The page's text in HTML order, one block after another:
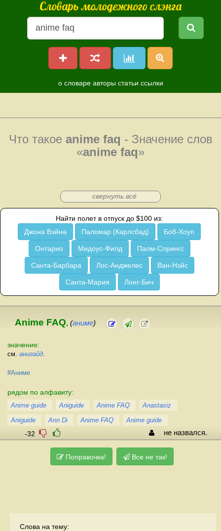
Словарь молодежного слэнга
о словаре авторы статьи ссылки
Что такое anime faq - Значение слов
«anime faq»
свернуть всё
Найти полет в отпуск до $100 из:
Джона Вэйна
Паломар (Карлсбад) Боб-Хоуп
Онтарио Мидоус-Филд Палм-Спрингс
Санта-Барбара Лос-Анджелес Ван-Нэйс
Санта-Мария Лонг-Бич
Anime FAQ, (аниме)
значение:
см. анигайд
#Аниме
рядом по алфавиту:
Anime guide Aniguide Anime FAQ
Anastasiz
Aniguide
Ann Di Anime FAQ Anime guide
-32 не назвался.
Поправочка! Все не так!
Слова на тему: